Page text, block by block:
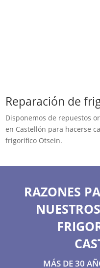
Reparación de
Disponemos de repuestos
en Castellón para hacerse
frigorífico Otsein.
RAZONES
MÁS DE 30